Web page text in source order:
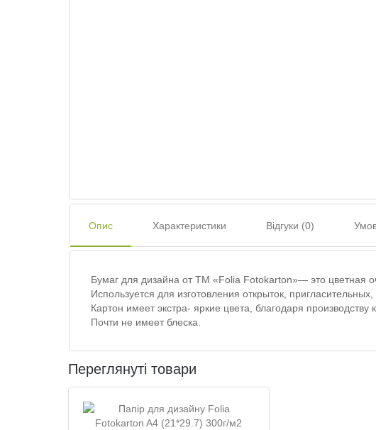
Опис Характеристики Відгуки (0)
Бумаг для дизайна от ТМ «Folia Fotokarton»— это цветная
Используется для изготовления открыток,
Картон имеет экстра- яркие цвета, благодаря
Почти не имеет блеска.
Переглянуті товари